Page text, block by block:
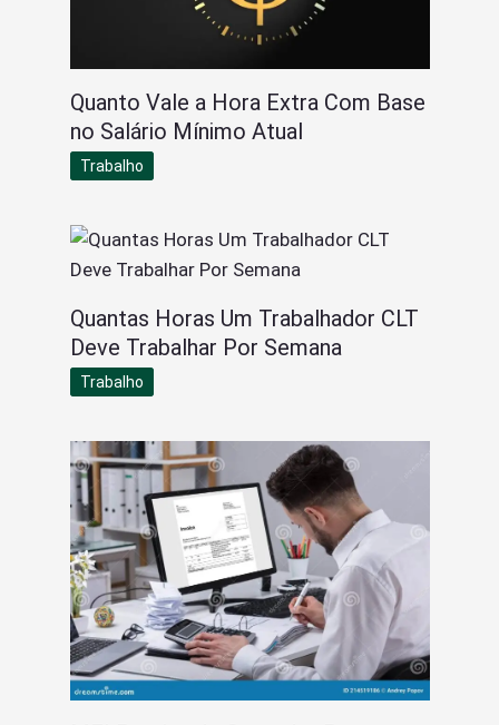
Quanto Vale a Hora Extra Com Base
no Salário Mínimo Atual
Trabalho
Quantas Horas Um Trabalhador CLT
Deve Trabalhar Por Semana
Trabalho